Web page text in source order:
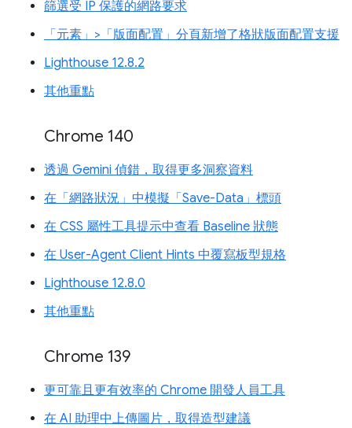
篩選受 IP 保護的網路要求
「元素」>「版面配置」分頁新增了格狀版面配置支援
Lighthouse 12.8.2
其他重點
Chrome 140
透過 Gemini 偵錯，取得更多洞察資料
在「網路狀況」中模擬「Save-Data」標頭
在 CSS 屬性工具提示中查看 Baseline 狀態
在 User-Agent Client Hints 中覆寫板型規格
Lighthouse 12.8.0
其他重點
Chrome 139
更可靠且更有效率的 Chrome 開發人員工具
在 AI 助理中上傳圖片，取得造型建議